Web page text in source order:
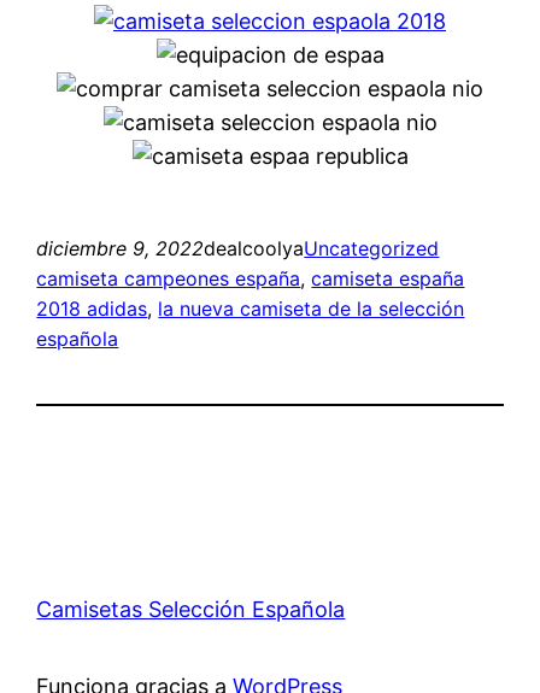
diciembre 9, 2022dealcoolyaUncategorized
camiseta campeones españa, camiseta españa
2018 adidas, la nueva camiseta de la selección
española
Camisetas Selección Española
Funciona gracias aWordPress